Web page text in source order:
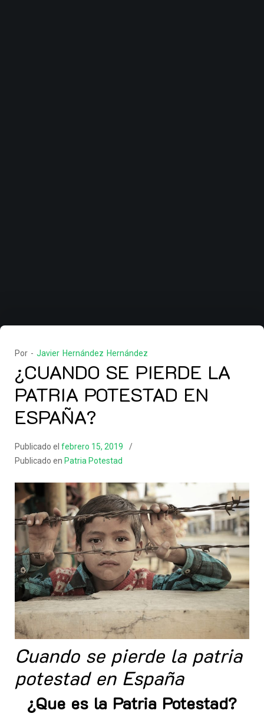
Por - Javier Hernández Hernández
¿CUANDO SE PIERDE LA
PATRIA POTESTAD EN
ESPAÑA?
Publicado el febrero 15, 2019
Publicado en Patria Potestad
Cuando se pierde la patria
potestad en España
¿Que es la Patria Potestad?